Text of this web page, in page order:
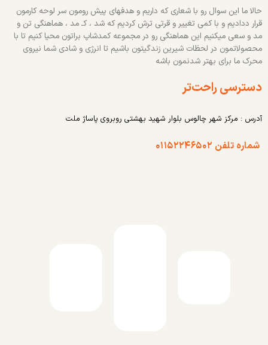
حالا ما این سوال رو با شعاری که داریم و هدفهای پیش رومون سر لوحه کارمون
قرار ددادیم و با کمی تغییر و قرتی ترش کردیم که شد ، کـ مد ، هماهنگی تن و
مد و سعی میکنیم این هماهنگی رو در مجموعه کمدشاپ براتون محیا کنیم تا با
محصولاتمون در لحظات شیرین زندگیتون باشیم تا انرژی و شادی شما نیروی
محرک ما برای بهتر شدنمون باشه
دسترسی راحت‌تر
آدرس : مرکز شهر چالوس بلوار شهید بهشتی روبروی پاساژ ملت
شماره تلفن ۰۱۱۵۲۲۴۶۵۰۲